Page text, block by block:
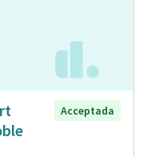
Acceptada